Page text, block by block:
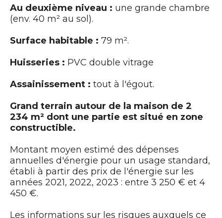
Au deuxième niveau : une grande chambre
(env. 40 m² au sol).
Surface habitable : 79 m².
Huisseries : PVC double vitrage
Assainissement : tout à l'égout.
Grand terrain autour de la maison de 2
234 m² dont une partie est situé en zone
constructible.
Montant moyen estimé des dépenses
annuelles d'énergie pour un usage standard,
établi à partir des prix de l'énergie sur les
années 2021, 2022, 2023 : entre 3 250 € et 4
450 €.
Les informations sur les risques auxquels ce